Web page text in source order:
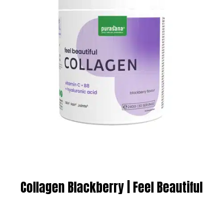
Collagen Blackberry | Feel Beautiful